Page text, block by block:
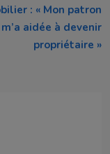
: « Mon patron
m’a aidée à devenir
propriétaire »